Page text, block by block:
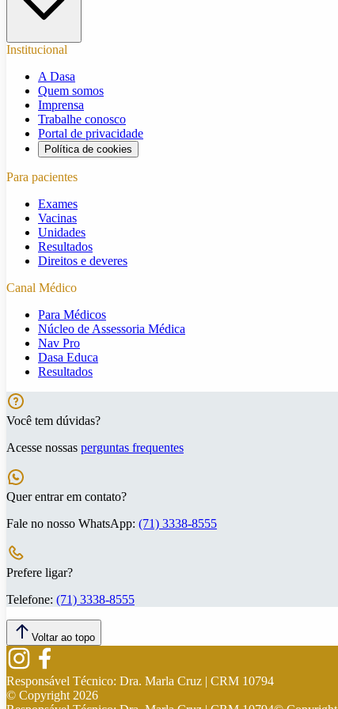
Institucional
A Dasa
Quem somos
Imprensa
Trabalhe conosco
Portal de privacidade
Política de cookies
Para pacientes
Exames
Vacinas
Unidades
Resultados
Direitos e deveres
Canal Médico
Para Médicos
Núcleo de Assessoria Médica
Nav Pro
Dasa Educa
Resultados
Você tem dúvidas?
Acesse nossas perguntas frequentes
Quer entrar em contato?
Fale no nosso WhatsApp: (71) 3338-8555
Prefere ligar?
Telefone: (71) 3338-8555
Voltar ao topo
Responsável Técnico: Dra. Marla Cruz | CRM 10794
© Copyright 2026